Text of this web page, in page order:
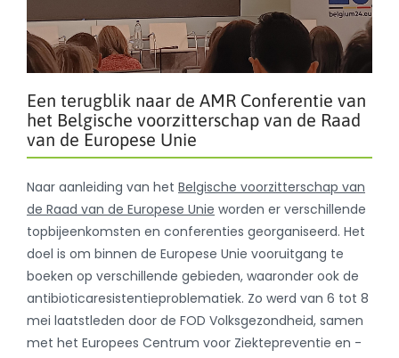
Een terugblik naar de AMR Conferentie van
het Belgische voorzitterschap van de Raad
van de Europese Unie
Naar aanleiding van het Belgische voorzitterschap van
de Raad van de Europese Unie worden er verschillende
topbijeenkomsten en conferenties georganiseerd. Het
doel is om binnen de Europese Unie vooruitgang te
boeken op verschillende gebieden, waaronder ook de
antibioticaresistentieproblematiek. Zo werd van 6 tot 8
mei laatstleden door de FOD Volksgezondheid, samen
met het Europees Centrum voor Ziektepreventie en -